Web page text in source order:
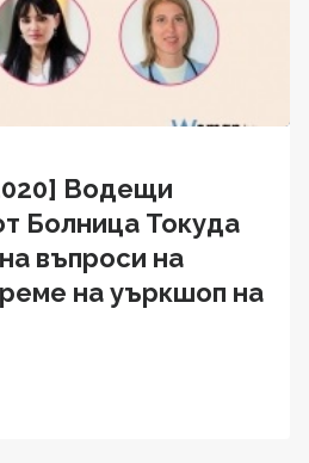
Водещи
Болница Токуда
въпроси на
на уъркшоп на